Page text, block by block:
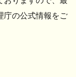
庁の公式情報をご